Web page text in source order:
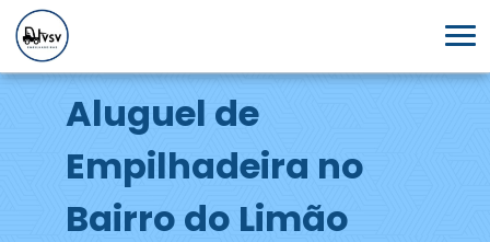
Aluguel de
Empilhadeira no
Bairro do Limão